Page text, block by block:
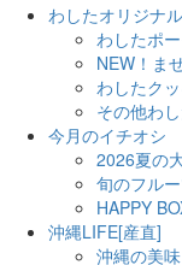
わしたオリジナル
わしたポ
NEW！ま
わしたク
その他わ
今月のイチオシ
2026夏の
旬のフル
HAPPY
沖縄LIFE[産直]
沖縄の美